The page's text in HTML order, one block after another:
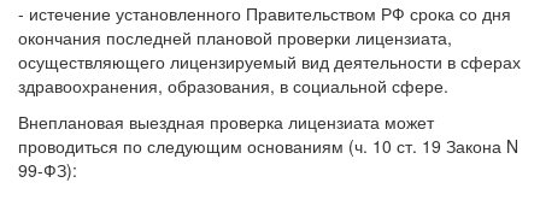
- истечение установленного Правительством РФ срока со дня
окончания последней плановой проверки лицензиата,
осуществляющего лицензируемый вид деятельности в сферах
здравоохранения, образования, в социальной сфере.
Внеплановая выездная проверка лицензиата может
проводиться по следующим основаниям (ч. 10 ст. 19 Закона N
99-ФЗ):